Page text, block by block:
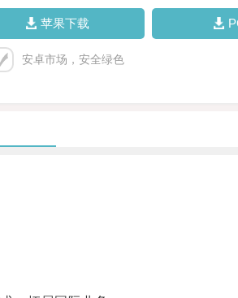
苹果下载
安卓市场，安全绿色